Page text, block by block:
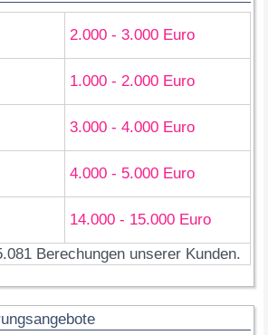
2.000 - 3.000 Euro
1.000 - 2.000 Euro
3.000 - 4.000 Euro
4.000 - 5.000 Euro
14.000 - 15.000 Euro
Berechungen unserer Kunden.